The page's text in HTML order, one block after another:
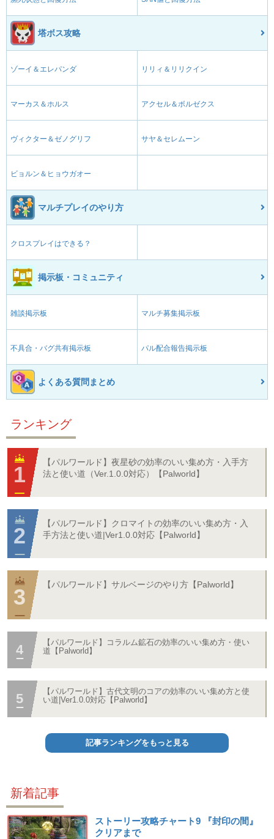
塔ボス攻略
ゾーイ＆エレパンダ リリィ＆リリクイン
マーカス＆ホルス アクセル＆ボルゼクス
ヴィクター＆ゼノグリフ サヤ＆セレムーン
ビョルン＆ヒョウガオー
マルチプレイのやり方
クロスプレイはできる？
掲示板・コミュニティ
雑談掲示板 マルチ募集掲示板
不具合・バグ共有掲示板 パル配合報告掲示板
よくある質問まとめ
ランキング
【パルワールド】夜星砂の効率のいい集め方・入手方
法と使い道（Ver.1.0.0対応）【Palworld】
【パルワールド】クロマイトの効率のいい集め方・入
手方法と使い道|Ver1.0.0対応【Palworld】
【パルワールド】サルベージのやり方【Palworld】
【パルワールド】コラルム鉱石の効率のいい集め方・使い
道【Palworld】
【パルワールド】古代文明のコアの効率のいい集め方と使
い道|Ver1.0.0対応【Palworld】
記事ランキングをもっと見る
新着記事
ストーリー攻略チャート9 『封印の間』
クリアまで